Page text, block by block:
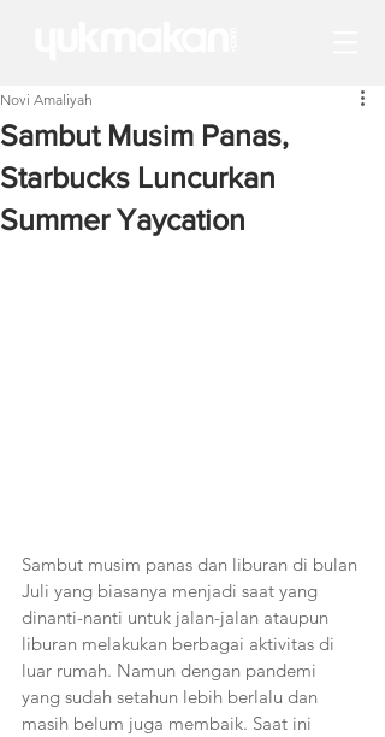
Sambut Musim Panas,
Starbucks Luncurkan
Summer Yaycation
Novi Amaliyah
Sambut musim panas dan liburan di bulan
Juli yang biasanya menjadi saat yang
dinanti-nanti untuk jalan-jalan ataupun
liburan melakukan berbagai aktivitas di
luar rumah. Namun dengan pandemi
yang sudah setahun lebih berlalu dan
masih belum juga membaik. Saat ini